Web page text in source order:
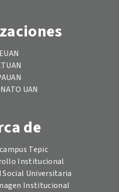
UAN
de
Tepic
Institucional
Social Universitaria
Institucional